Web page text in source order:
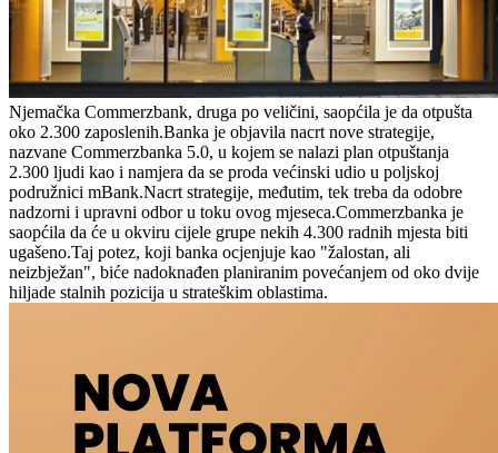
Njemačka Commerzbank, druga po veličini, saopćila je da otpušta
oko 2.300 zaposlenih.Banka je objavila nacrt nove strategije,
nazvane Commerzbanka 5.0, u kojem se nalazi plan otpuštanja
2.300 ljudi kao i namjera da se proda većinski udio u poljskoj
podružnici mBank.Nacrt strategije, međutim, tek treba da odobre
nadzorni i upravni odbor u toku ovog mjeseca.Commerzbanka je
saopćila da će u okviru cijele grupe nekih 4.300 radnih mjesta biti
ugašeno.Taj potez, koji banka ocjenjuje kao "žalostan, ali
neizbježan", biće nadoknađen planiranim povećanjem od oko dvije
hiljade stalnih pozicija u strateškim oblastima.